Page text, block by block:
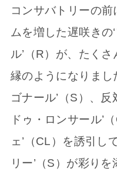
コンサバトリーの
ムを増した遅咲きの
ル’（R）が、たく
縁のようになりまし
ゴナール’（S）、反
ドゥ・ロンサール’
ェ’（CL）を誘引し
リー’（S）が彩りを